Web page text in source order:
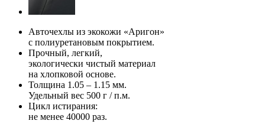
Авточехлы из экокожи «Аригон»
с полиуретановым покрытием.
Прочный, легкий,
экологически чистый материал
на хлопковой основе.
Толщина 1.05 – 1.15 мм.
Удельный вес 500 г / п.м.
Цикл истирания:
не менее 40000 раз.